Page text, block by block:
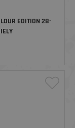
EDITION 28-